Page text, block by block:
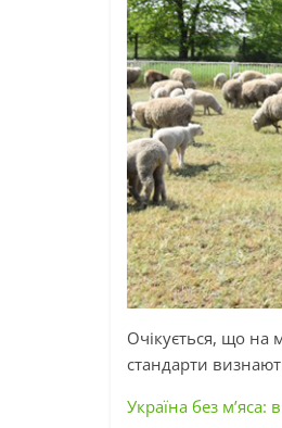
Очікується, що на
стандарти
Україна без м’яса: